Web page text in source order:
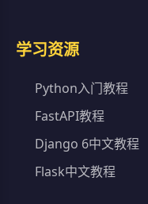
学习资源
Python入门教程
FastAPI教程
Django 6中文教程
Flask中文教程